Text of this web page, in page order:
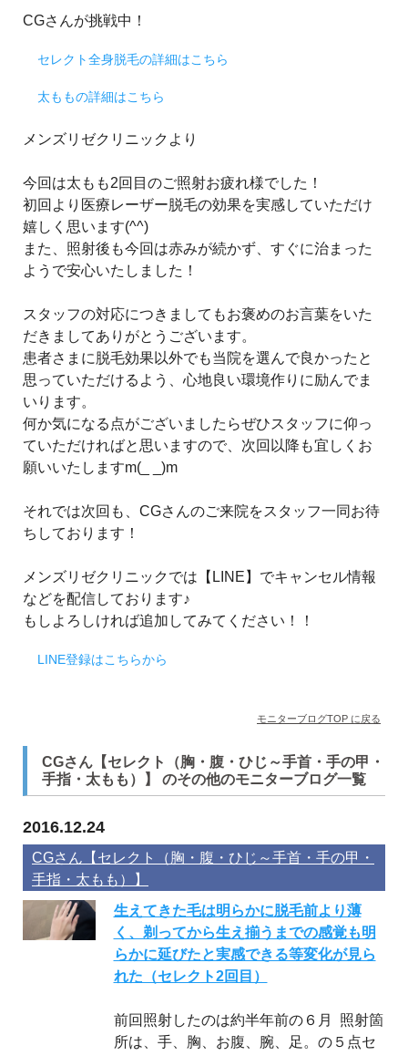
CGさんが挑戦中！
セレクト全身脱毛の詳細はこちら
太ももの詳細はこちら
メンズリゼクリニックより
今回は太もも2回目のご照射お疲れ様でした！
初回より医療レーザー脱毛の効果を実感していただけ
嬉しく思います(^^)
また、照射後も今回は赤みが続かず、すぐに治まった
ようで安心いたしました！
スタッフの対応につきましてもお褒めのお言葉をいた
だきましてありがとうございます。
患者さまに脱毛効果以外でも当院を選んで良かったと
思っていただけるよう、心地良い環境作りに励んでま
いります。
何か気になる点がございましたらぜひスタッフに仰っ
ていただければと思いますので、次回以降も宜しくお
願いいたしますm(_ _)m
それでは次回も、CGさんのご来院をスタッフ一同お待
ちしております！
メンズリゼクリニックでは【LINE】でキャンセル情報
などを配信しております♪
もしよろしければ追加してみてください！！
LINE登録はこちらから
モニターブログTOP に戻る
CGさん【セレクト（胸・腹・ひじ～手首・手の甲・
手指・太もも）】 のその他のモニターブログ一覧
2016.12.24
CGさん【セレクト（胸・腹・ひじ～手首・手の甲・
手指・太もも）】
生えてきた毛は明らかに脱毛前より薄
く、剃ってから生え揃うまでの感覚も明
らかに延びたと実感できる等変化が見ら
れた（セレクト2回目）
前回照射したのは約半年前の６月 照射箇
所は、手、胸、お腹、腕、足。の５点セ